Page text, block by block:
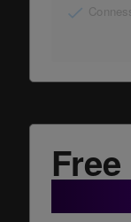
Free
+